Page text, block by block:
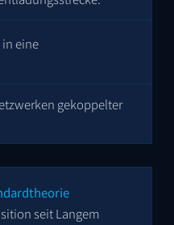
eine
gekoppelter
seit Langem